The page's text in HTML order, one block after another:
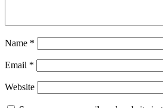
Name *
Email *
Website